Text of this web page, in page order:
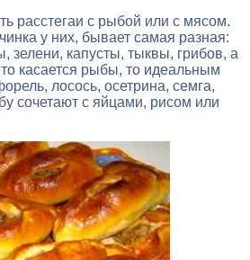
расстегаи с рыбой или с мясом.
у них, бывает самая разная:
зелени, капусты, тыквы, грибов, а
касается рыбы, то идеальным
лосось, осетрина, семга,
сочетают с яйцами, рисом или